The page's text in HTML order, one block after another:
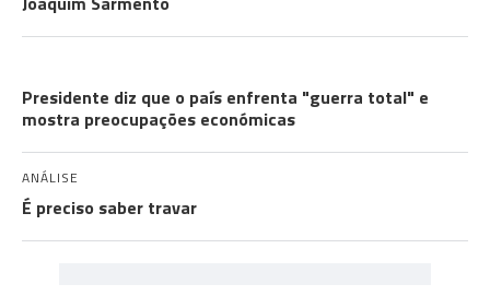
Presidente diz que o país enfrenta "guerra total" e
mostra preocupações económicas
ANÁLISE
É preciso saber travar